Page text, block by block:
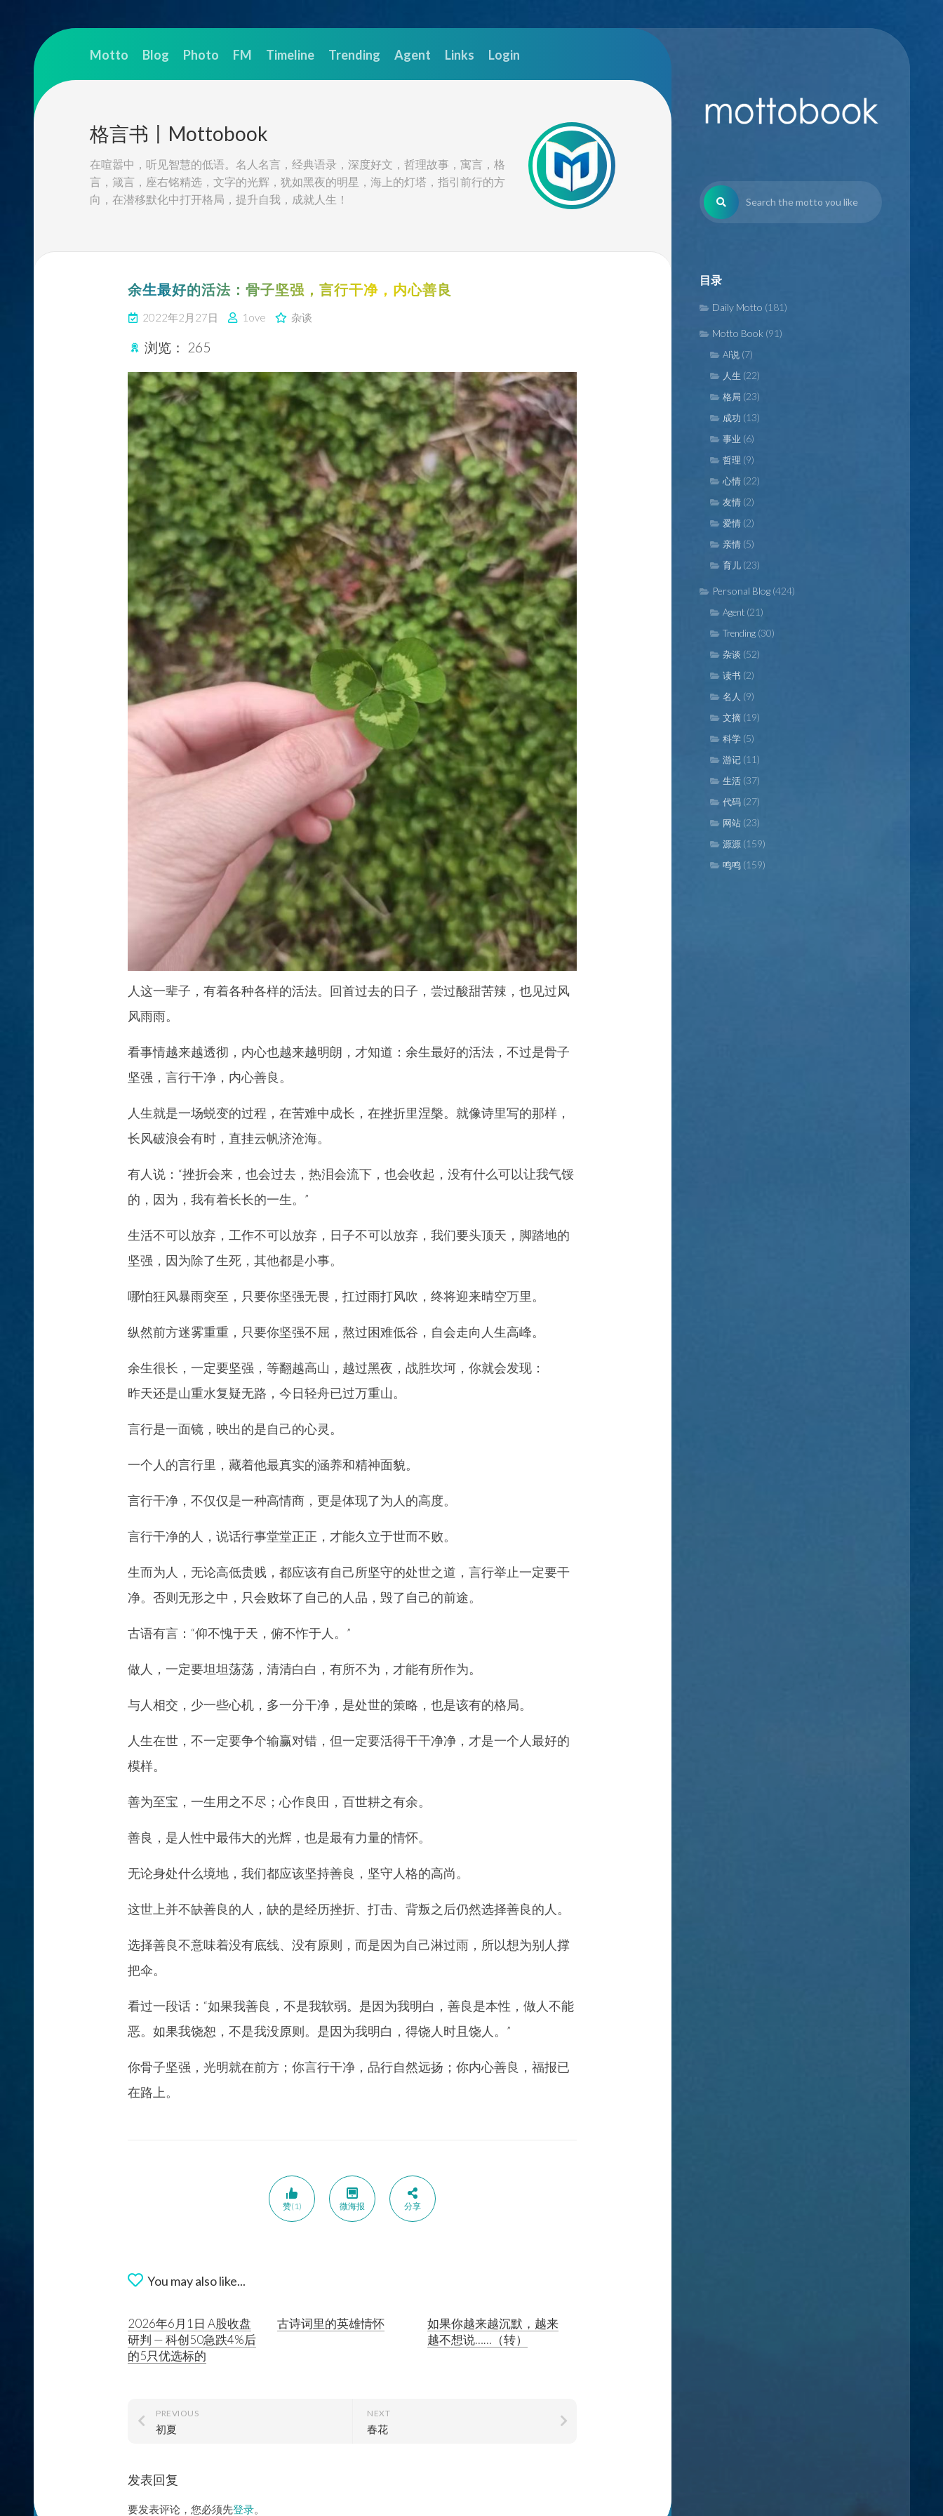
content
目录
Daily Motto (181)
Motto Book (91)
AI说(7)
人生 (22)
格局 (23)
成功 (13)
事业 (6)
哲理 (9)
心情(22)
友情(2)
爱情(2)
亲情(5)
育儿(23)
Personal Blog(424)
Agent(21)
Trending(30)
杂谈 (52)
读书 (2)
名人 (9)
文摘(19)
科学(5)
游记(11)
生活(37)
代码(27)
网站(23)
源源(159)
鸣鸣(159)
Motto Blog Photo FM Timeline Trending Agent Links Login
格言书丨Mottobook
在喧嚣中，听见智慧的低语。名人名言，经典语录，深度好文，哲理故事，寓言，格
言，箴言，座右铭精选，文字的光辉，犹如黑夜的明星，海上的灯塔，指引前行的方
向，在潜移默化中打开格局，提升自我，成就人生！
余生最好的活法：骨子坚强，言行干净，内心善良
2022年2月27日 1ove 杂谈
浏览： 265
人这一辈子，有着各种各样的活法。回首过去的日子，尝过酸甜苦辣，也见过风
风雨雨。
看事情越来越透彻，内心也越来越明朗，才知道：余生最好的活法，不过是骨子
坚强，言行干净，内心善良。
人生就是一场蜕变的过程，在苦难中成长，在挫折里涅槃。就像诗里写的那样，
长风破浪会有时，直挂云帆济沧海。
有人说：“挫折会来，也会过去，热泪会流下，也会收起，没有什么可以让我气馁
的，因为，我有着长长的一生。”
生活不可以放弃，工作不可以放弃，日子不可以放弃，我们要头顶天，脚踏地的
坚强，因为除了生死，其他都是小事。
哪怕狂风暴雨突至，只要你坚强无畏，扛过雨打风吹，终将迎来晴空万里。
纵然前方迷雾重重，只要你坚强不屈，熬过困难低谷，自会走向人生高峰。
余生很长，一定要坚强，等翻越高山，越过黑夜，战胜坎坷，你就会发现：
昨天还是山重水复疑无路，今日轻舟已过万重山。
言行是一面镜，映出的是自己的心灵。
一个人的言行里，藏着他最真实的涵养和精神面貌。
言行干净，不仅仅是一种高情商，更是体现了为人的高度。
言行干净的人，说话行事堂堂正正，才能久立于世而不败。
生而为人，无论高低贵贱，都应该有自己所坚守的处世之道，言行举止一定要干
净。否则无形之中，只会败坏了自己的人品，毁了自己的前途。
古语有言：“仰不愧于天，俯不怍于人。”
做人，一定要坦坦荡荡，清清白白，有所不为，才能有所作为。
与人相交，少一些心机，多一分干净，是处世的策略，也是该有的格局。
人生在世，不一定要争个输赢对错，但一定要活得干干净净，才是一个人最好的
模样。
善为至宝，一生用之不尽；心作良田，百世耕之有余。
善良，是人性中最伟大的光辉，也是最有力量的情怀。
无论身处什么境地，我们都应该坚持善良，坚守人格的高尚。
这世上并不缺善良的人，缺的是经历挫折、打击、背叛之后仍然选择善良的人。
选择善良不意味着没有底线、没有原则，而是因为自己淋过雨，所以想为别人撑
把伞。
看过一段话：“如果我善良，不是我软弱。是因为我明白，善良是本性，做人不能
恶。如果我饶恕，不是我没原则。是因为我明白，得饶人时且饶人。”
你骨子坚强，光明就在前方；你言行干净，品行自然远扬；你内心善良，福报已
在路上。
赞(1) 微海报 分享
You may also like...
2026年6月1日 A股收盘
研判 — 科创50急跌4%后
的5只优选标的
古诗词里的英雄情怀
如果你越来越沉默，越来
越不想说……（转）
NEXT
春花
PREVIOUS
初夏
发表回复
要发表评论，您必须先登录。